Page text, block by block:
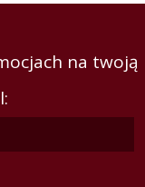
na twoją